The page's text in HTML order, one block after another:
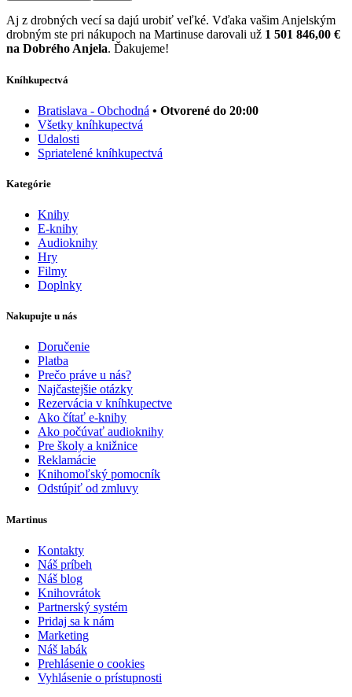
Aj z drobných vecí sa dajú urobiť veľké. Vďaka vašim Anjelským
drobným ste pri nákupoch na Martinuse darovali už 1 501 846,00 €
na Dobrého Anjela. Ďakujeme!
Kníhkupectvá
Bratislava - Obchodná • Otvorené do 20:00
Všetky kníhkupectvá
Udalosti
Spriatelené kníhkupectvá
Kategórie
Knihy
E-knihy
Audioknihy
Hry
Filmy
Doplnky
Nakupujte u nás
Doručenie
Platba
Prečo práve u nás?
Najčastejšie otázky
Rezervácia v kníhkupectve
Ako čítať e-knihy
Ako počúvať audioknihy
Pre školy a knižnice
Reklamácie
Knihomoľský pomocník
Odstúpiť od zmluvy
Martinus
Kontakty
Náš príbeh
Náš blog
Knihovrátok
Partnerský systém
Pridaj sa k nám
Marketing
Náš labák
Prehlásenie o cookies
Vyhlásenie o prístupnosti